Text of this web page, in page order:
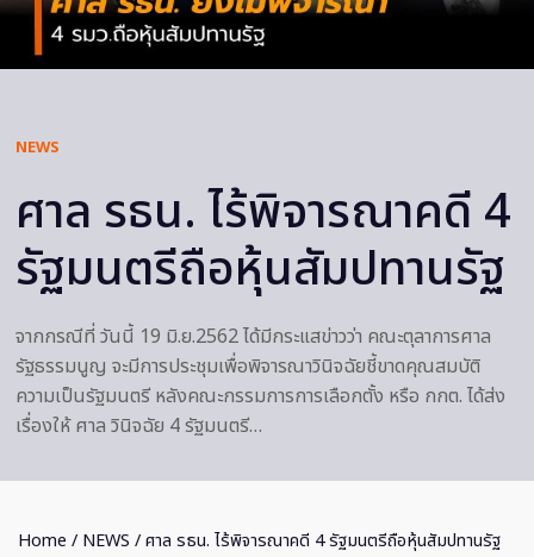
NEWS
ศาล รธน. ไร้พิจารณาคดี 4
รัฐมนตรีถือหุ้นสัมปทานรัฐ
จากกรณีที่ วันนี้ 19 มิ.ย.2562 ได้มีกระแสข่าวว่า คณะตุลาการศาล
รัฐธรรมนูญ จะมีการประชุมเพื่อพิจารณาวินิจฉัยชี้ขาดคุณสมบัติ
ความเป็นรัฐมนตรี หลังคณะกรรมการการเลือกตั้ง หรือ กกต. ได้ส่ง
เรื่องให้ ศาล วินิจฉัย 4 รัฐมนตรี…
Home / NEWS / ศาล รธน. ไร้พิจารณาคดี 4 รัฐมนตรีถือหุ้นสัมปทานรัฐ